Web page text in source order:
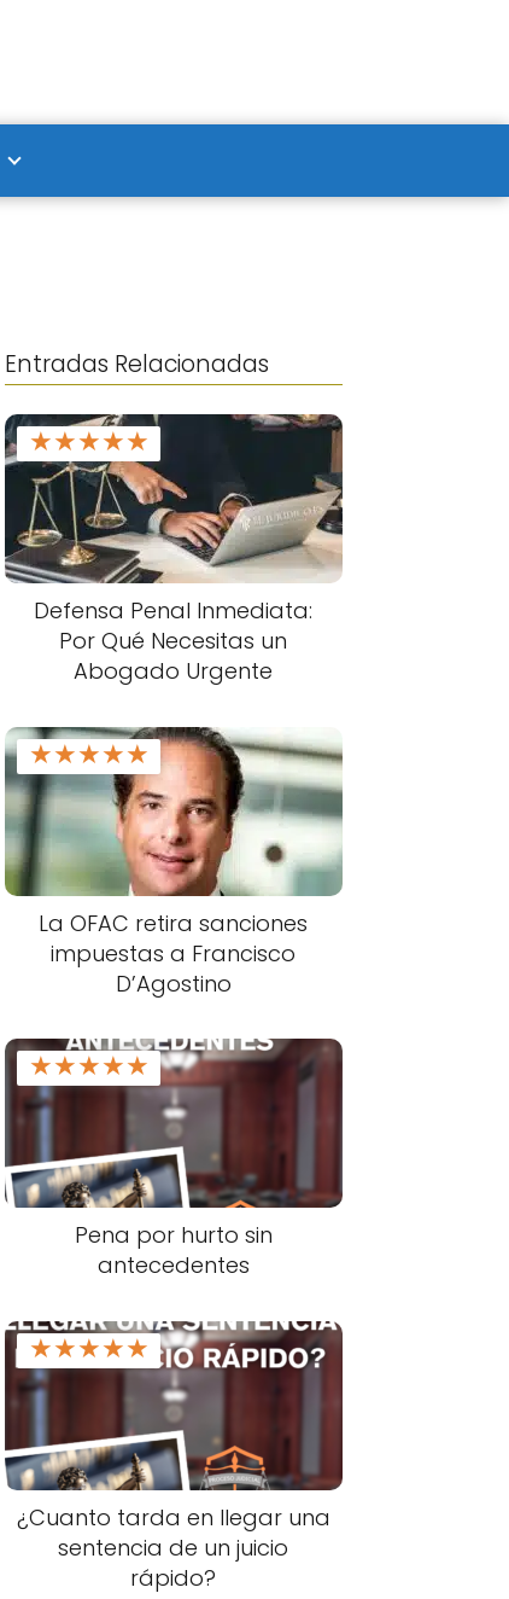
Entradas Relacionadas
★★★★★
Defensa Penal Inmediata:
Por Qué Necesitas un
Abogado Urgente
★★★★★
La OFAC retira sanciones
impuestas a Francisco
D’Agostino
★★★★★
Pena por hurto sin
antecedentes
★★★★★
¿Cuanto tarda en llegar una
sentencia de un juicio
rápido?